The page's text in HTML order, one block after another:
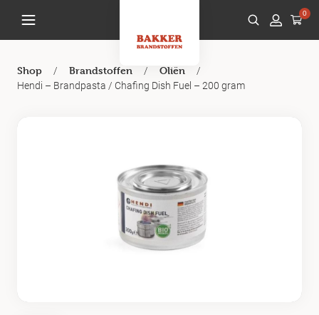
0
Shop / Brandstoffen / Oliën
/
Hendi – Brandpasta / Chafing Dish Fuel – 200 gram